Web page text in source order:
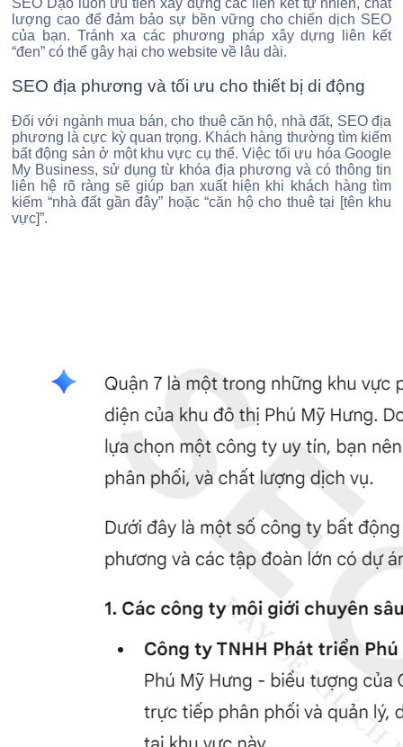
lượng cao để đảm bảo sự bền vững cho chiến dịch SEO
của bạn. Tránh xa các phương pháp xây dựng liên kết
“đen” có thể gây hại cho website về lâu dài.
SEO địa phương và tối ưu cho thiết bị di động
Đối với ngành mua bán, cho thuê căn hộ, nhà đất, SEO địa
phương là cực kỳ quan trọng. Khách hàng thường tìm kiếm
bất động sản ở một khu vực cụ thể. Việc tối ưu hóa Google
My Business, sử dụng từ khóa địa phương và có thông tin
liên hệ rõ ràng sẽ giúp bạn xuất hiện khi khách hàng tìm
kiếm “nhà đất gần đây” hoặc “căn hộ cho thuê tại [tên khu
vực]”.